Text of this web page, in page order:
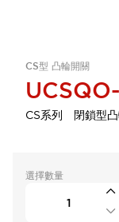
CS型 凸輪開關
CS系列 閉鎖型
選擇數量